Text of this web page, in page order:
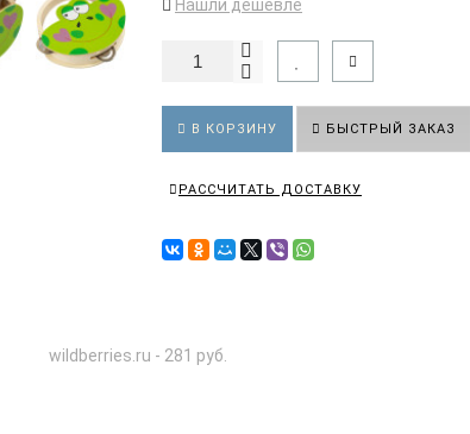
Нашли дешевле
В КОРЗИНУ БЫСТРЫЙ ЗАКАЗ
РАССЧИТАТЬ ДОСТАВКУ
wildberries.ru - 281 руб.